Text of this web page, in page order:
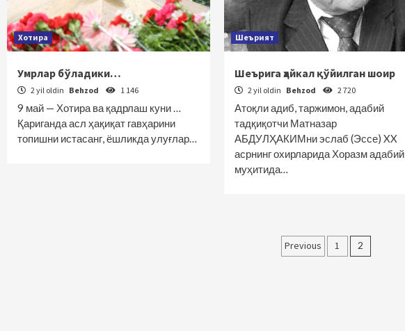
Хотира
Умрлар бўладики…
2 yil oldin Behzod 1 146
9 май — Хотира ва қадрлаш куни …
Қариганда асл ҳақиқат гавҳарини
топишни истасанг, ёшликда улуғлар…
Шеърият
Шеърига ҳайкал қўйилган шоир
2 yil oldin Behzod 2 720
Атоқли адиб, таржимон, адабий
тадқиқотчи Матназар
АБДУЛҲАКИМни эслаб (Эссе) XX
асрнинг охирларида Хоразм адабий
муҳитида…
Maqolalar
Previous 1 2